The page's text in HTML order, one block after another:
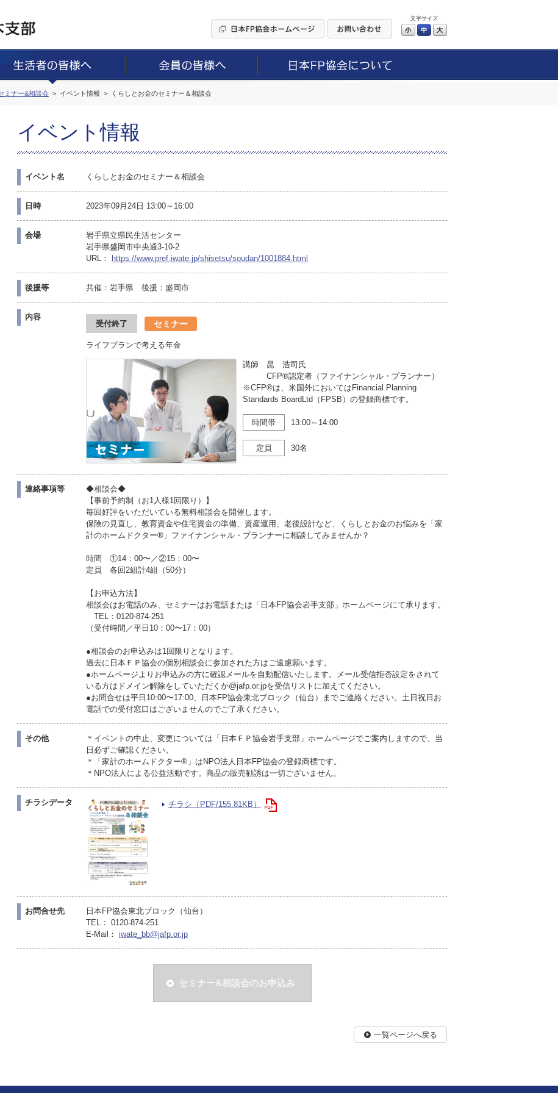
文字サイズ
小 中
ミナー&相談会 イベント情報 くらしとお金のセミナー＆相談会
イベント情報
イベント名 くらしとお金のセミナー＆相談会
日時 2023年09月24日 13:00～16:00
会場
岩手県立県民生活センター
岩手県盛岡市中央通3-10-2
URL：
https://www.pref.iwate.jp/shisetsu/soudan/1001884.html
後援等 共催：岩手県 後援：盛岡市
内容
受付終了 セミナー
ライフプランで考える年金
講師 昆 浩司氏
CFP®認定者（ファイナンシャル・プランナー）
※CFP®は、米国外においてはFinancial Planning
Standards BoardLtd（FPSB）の登録商標です。
時間帯 13:00～14:00
定員 30名
連絡事項等
◆相談会◆
【事前予約制（お1人様1回限り）】
毎回好評をいただいている無料相談会を開催します。
保険の見直し、教育資金や住宅資金の準備、資産運用、老後設計など、くらしとお金のお悩みを「家
計のホームドクター®」ファイナンシャル・プランナーに相談してみませんか？
時間 ①14：00〜／②15：00〜
定員 各回2組計4組（50分）
【お申込方法】
相談会はお電話のみ、セミナーはお電話または「日本FP協会岩手支部」ホームページにて承ります。
TEL：0120-874-251
（受付時間／平日10：00〜17：00）
●相談会のお申込みは1回限りとなります。
過去に日本ＦＰ協会の個別相談会に参加された方はご遠慮願います。
●ホームページよりお申込みの方に確認メールを自動配信いたします。メール受信拒否設定をされて
いる方はドメイン解除をしていただくか@jafp.or.jpを受信リストに加えてください。
●お問合せは平日10:00〜17:00、日本FP協会東北ブロック（仙台）までご連絡ください。土日祝日お
電話での受付窓口はございませんのでご了承ください。
その他
＊イベントの中止、変更については「日本ＦＰ協会岩手支部」ホームページでご案内しますので、当
日必ずご確認ください。
＊「家計のホームドクター®」はNPO法人日本FP協会の登録商標です。
＊NPO法人による公益活動です。商品の販売勧誘は一切ございません。
チラシデータ チラシ（PDF/155.81KB）
お問合せ先
日本FP協会東北ブロック（仙台）
TEL： 0120-874-251
E-Mail： iwate_bb@jafp.or.jp
セミナー&相談会のお申込み
一覧ページへ戻る